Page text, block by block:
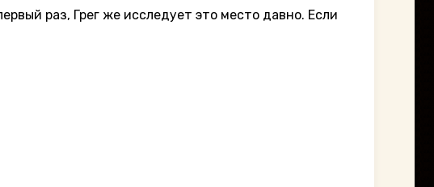
раз, Грег же исследует это место давно. Если